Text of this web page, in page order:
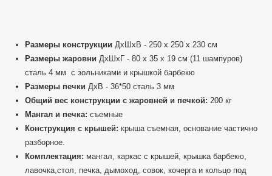
Размеры конструкции ДхШхВ - 250 х 250 х 230 см
Размеры жаровни ДхШхГ - 80 х 35 х 19 см (11 шампуров)
сталь 4 мм с зольниками и крышкой барбекю
Размеры печки ДхВ - 36*50 сталь 3 мм
Общий вес конструкции с жаровней и печкой: 200 кг
Мангал и печка: съемные
Конструкция с крышей: крыша съемная, основание частично
разборное.
Комплектация: мангал, каркас с крышей, крышка барбекю,
лавочка,стол, печка, дымоход, совок, кочерга и кольцо под